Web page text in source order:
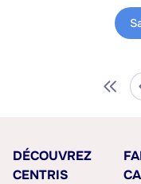
DÉCOUVREZ
CENTRIS